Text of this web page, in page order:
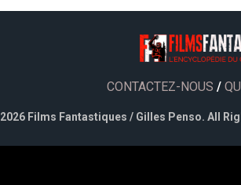
CONTACTEZ-NOUS /
2026 Films Fantastiques / Gilles Penso. All